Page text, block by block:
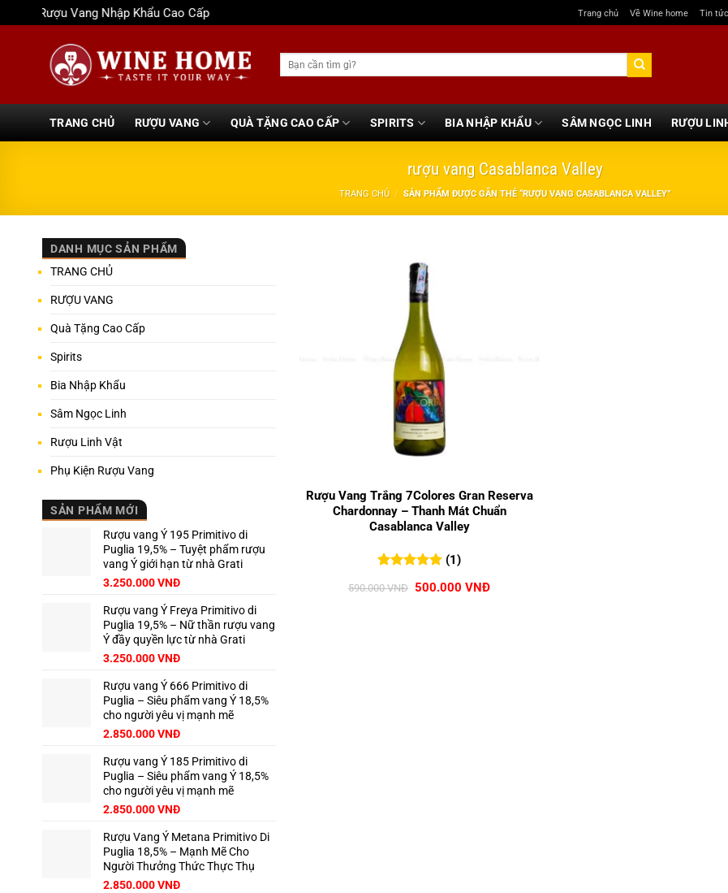
qua
Rượu Vang Nhập Khẩu Cao Cấp Trang chủ Về Wine home Tin
Tìm
kiếm:
TRANG CHỦ RƯỢU VANG QUÀ TẶNG CAO CẤP SPIRITS BIA NHẬP KHẨU SÂM NGỌC LINH RƯỢU
rượu vang Casablanca Valley
TRANG CHỦ / SẢN PHẨM ĐƯỢC GẮN THẺ “RƯỢU VANG CASABLANCA VALLEY”
DANH MỤC SẢN PHẨM
TRANG CHỦ
RƯỢU VANG
Quà Tặng Cao Cấp
Spirits
Bia Nhập Khẩu
Sâm Ngọc Linh
Rượu Linh Vật
Phụ Kiện Rượu Vang
SẢN PHẨM MỚI
Rượu vang Ý 195 Primitivo di
Puglia 19,5% – Tuyệt phẩm rượu
vang Ý giới hạn từ nhà Grati
3.250.000VNĐ
Rượu vang Ý Freya Primitivo di
Puglia 19,5% – Nữ thần rượu vang
Ý đầy quyền lực từ nhà Grati
3.250.000VNĐ
Rượu vang Ý 666 Primitivo di
Puglia – Siêu phẩm vang Ý 18,5%
cho người yêu vị mạnh mẽ
2.850.000VNĐ
Rượu vang Ý 185 Primitivo di
Puglia – Siêu phẩm vang Ý 18,5%
cho người yêu vị mạnh mẽ
2.850.000VNĐ
Rượu Vang Ý Metana Primitivo Di
Puglia 18,5% – Mạnh Mẽ Cho
Người Thưởng Thức Thực Thụ
2.850.000VNĐ
Rượu Vang Trắng 7Colores Gran Reserva
Chardonnay – Thanh Mát Chuẩn
Casablanca Valley
đánh giá
(1)
590.000VNĐ Giá
500.000VNĐGiá